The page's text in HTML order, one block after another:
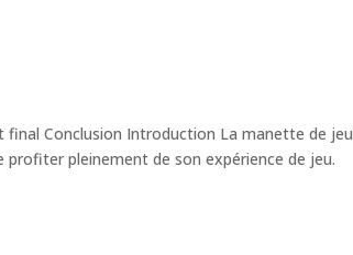
Conclusion Introduction La manette de jeu
pleinement de son expérience de jeu.